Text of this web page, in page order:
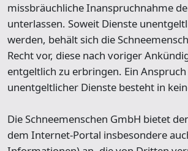
missbräuchliche Inanspruchnahme
unterlassen. Soweit Dienste
werden, behält sich die
Recht vor, diese nach voriger
entgeltlich zu erbringen. Ein
unentgeltlicher Dienste besteht in
Die Schneemenschen GmbH bietet
dem Internet-Portal insbesondere